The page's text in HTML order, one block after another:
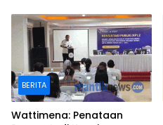
BERITA
Wattimena: Penataan